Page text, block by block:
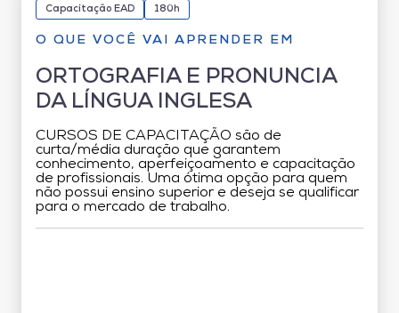
Capacitação EAD 180h
O QUE VOCÊ VAI APRENDER EM
ORTOGRAFIA E PRONUNCIA
DA LÍNGUA INGLESA
CURSOS DE CAPACITAÇÃO são de
curta/média duração que garantem
conhecimento, aperfeiçoamento e capacitação
de profissionais. Uma ótima opção para quem
não possui ensino superior e deseja se qualificar
para o mercado de trabalho.